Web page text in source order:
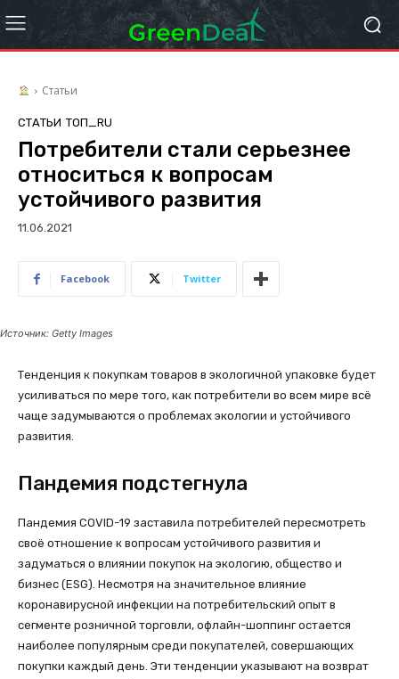
Статьи
СТАТЬИ ТОП_RU
Потребители стали серьезнее
относиться к вопросам
устойчивого развития
11.06.2021
Facebook Twitter
Источник: Getty Images
Тенденция к покупкам товаров в экологичной упаковке будет
усиливаться по мере того, как потребители во всем мире всё
чаще задумываются о проблемах экологии и устойчивого
развития.
Пандемия подстегнула
Пандемия COVID-19 заставила потребителей пересмотреть
своё отношение к вопросам устойчивого развития и
задуматься о влиянии покупок на экологию, общество и
бизнес (ESG). Несмотря на значительное влияние
коронавирусной инфекции на потребительский опыт в
сегменте розничной торговли, офлайн-шоппинг остается
наиболее популярным среди покупателей, совершающих
покупки каждый день. Эти тенденции указывают на возврат